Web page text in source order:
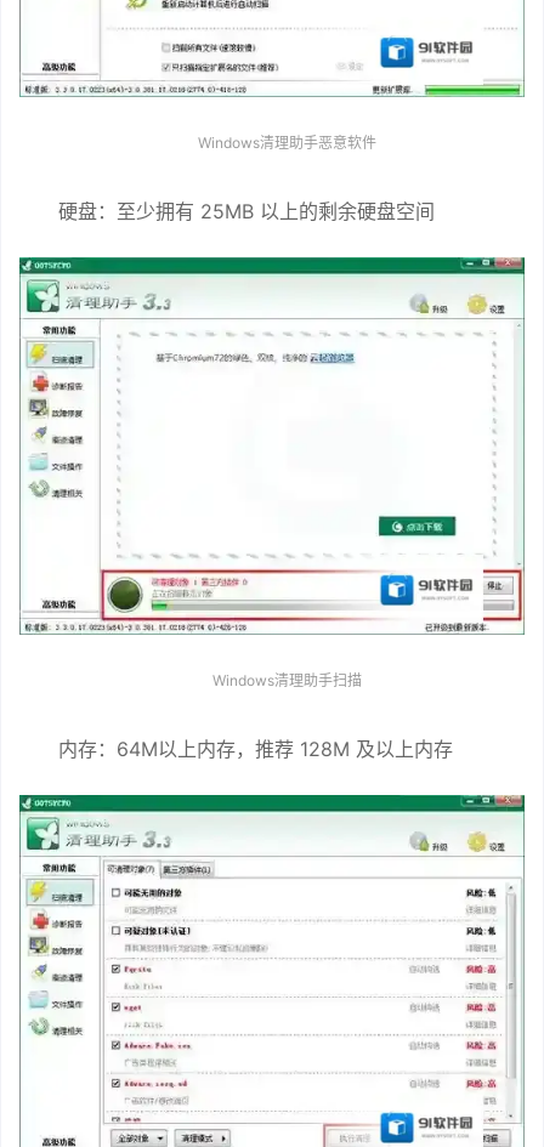
Windows清理助手恶意软件
硬盘：至少拥有 25MB 以上的剩余硬盘空间
Windows清理助手扫描
内存：64M以上内存，推荐 128M 及以上内存